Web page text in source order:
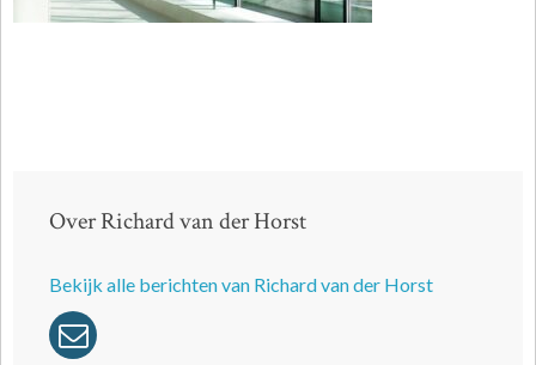
Over Richard van der Horst
Bekijk alle berichten van Richard van der Horst